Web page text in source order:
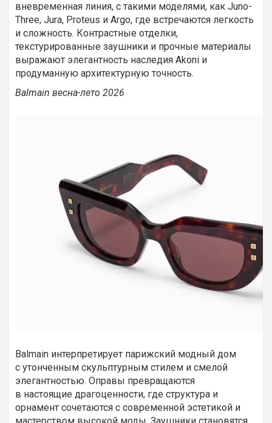
вневременная линия, с такими моделями, как Juno-
Three, Jura, Proteus и Argo, где встречаются легкость
и сложность. Контрастные отделки,
текстурированные заушники и прочные материалы
выражают элегантность наследия Akoni и
продуманную архитектурную точность.
Balmain весна-лето 2026
Balmain интерпретирует парижский модный дом
с утонченным скульптурным стилем и смелой
элегантностью. Оправы превращаются
в настоящие драгоценности, где структура и
орнамент сочетаются с современной эстетикой и